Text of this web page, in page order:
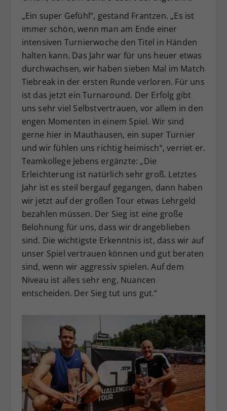
„Ein super Gefühl“, gestand Frantzen. „Es ist
immer schön, wenn man am Ende einer
intensiven Turnierwoche den Titel in Händen
halten kann. Das Jahr war für uns heuer etwas
durchwachsen, wir haben sieben Mal im Match
Tiebreak in der ersten Runde verloren. Für uns
ist das jetzt ein Turnaround. Der Erfolg gibt
uns sehr viel Selbstvertrauen, vor allem in den
engen Momenten in einem Spiel. Wir sind
gerne hier in Mauthausen, ein super Turnier
und wir fühlen uns richtig heimisch“, verriet er.
Teamkollege Jebens ergänzte: „Die
Erleichterung ist natürlich sehr groß. Letztes
Jahr ist es steil bergauf gegangen, dann haben
wir jetzt auf der großen Tour etwas Lehrgeld
bezahlen müssen. Der Sieg ist eine große
Belohnung für uns, dass wir drangeblieben
sind. Die wichtigste Erkenntnis ist, dass wir auf
unser Spiel vertrauen können und gut beraten
sind, wenn wir aggressiv spielen. Auf dem
Niveau ist alles sehr eng, Nuancen
entscheiden. Der Sieg tut uns gut.“